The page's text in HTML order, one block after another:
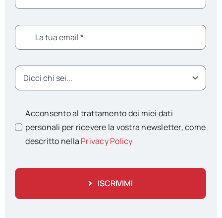
Acconsento al trattamento dei miei dati
personali per ricevere la vostra newsletter, come
descritto nella Privacy Policy
ISCRIVIMI